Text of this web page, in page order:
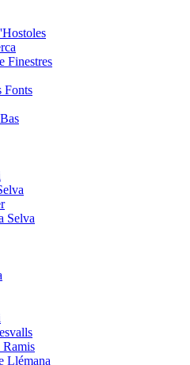
Finestres
Fonts
Selva
Ramis
Llémana